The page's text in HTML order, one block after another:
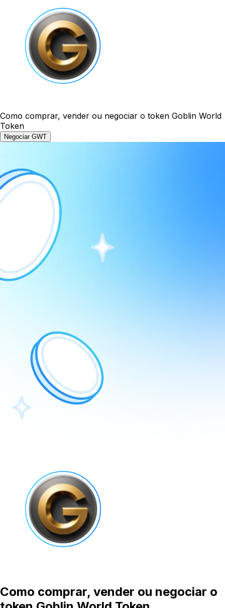
Como comprar, vender ou negociar o token Goblin World
Token
Negociar GWT
Como comprar, vender ou negociar o